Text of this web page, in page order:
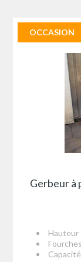
OCCASION
Gerbeur à
Hauteur